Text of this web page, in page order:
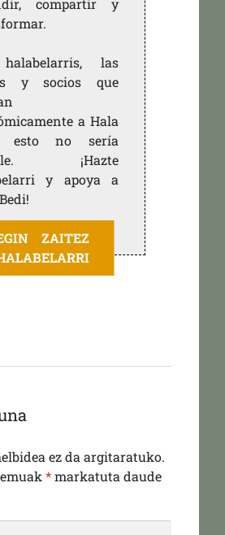
compartir y
las
y socios que
a Hala
esto no sería
¡Hazte
y apoya a
ZAITEZ
ez da argitaratuko.
*markatuta daude